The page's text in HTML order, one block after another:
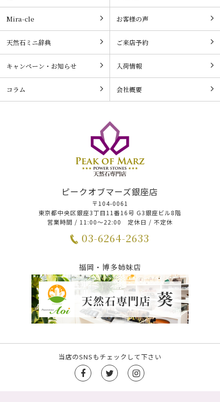
Mira-cle お客様の声
天然石ミニ辞典 ご来店予約
キャンペーン・お知らせ 入荷情報
コラム 会社概要
ピークオブマーズ銀座店
〒104-0061
東京都中央区銀座3丁目11番16号 G3銀座ビル8階
営業時間 / 11:00～22:00 定休日 / 不定休
03-6264-2633
福岡・博多姉妹店
当店のSNSもチェックして下さい